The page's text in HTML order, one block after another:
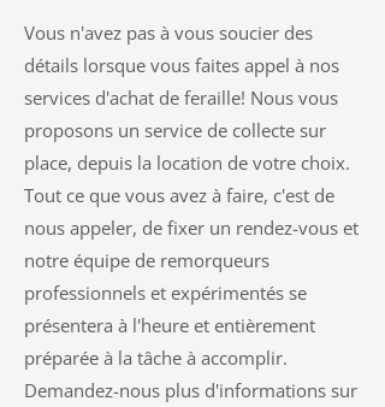
Vous n'avez pas à vous soucier des
détails lorsque vous faites appel à nos
services d'achat de feraille! Nous vous
proposons un service de collecte sur
place, depuis la location de votre choix.
Tout ce que vous avez à faire, c'est de
nous appeler, de fixer un rendez-vous et
notre équipe de remorqueurs
professionnels et expérimentés se
présentera à l'heure et entièrement
préparée à la tâche à accomplir.
Demandez-nous plus d'informations sur